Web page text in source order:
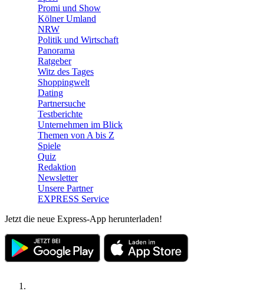
Promi und Show
Kölner Umland
NRW
Politik und Wirtschaft
Panorama
Ratgeber
Witz des Tages
Shoppingwelt
Dating
Partnersuche
Testberichte
Unternehmen im Blick
Themen von A bis Z
Spiele
Quiz
Redaktion
Newsletter
Unsere Partner
EXPRESS Service
Jetzt die neue Express-App herunterladen!